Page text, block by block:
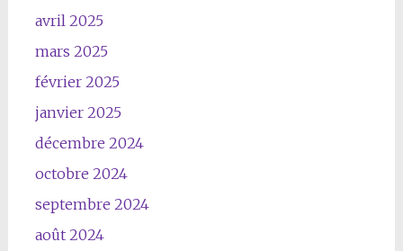
avril 2025
mars 2025
février 2025
janvier 2025
décembre 2024
octobre 2024
septembre 2024
août 2024